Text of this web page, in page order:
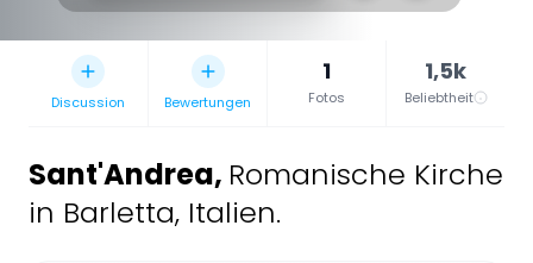
Discussion Bewertungen
1
Fotos
1,5k
Beliebtheit
Sant'Andrea, Romanische Kirche
in Barletta, Italien.